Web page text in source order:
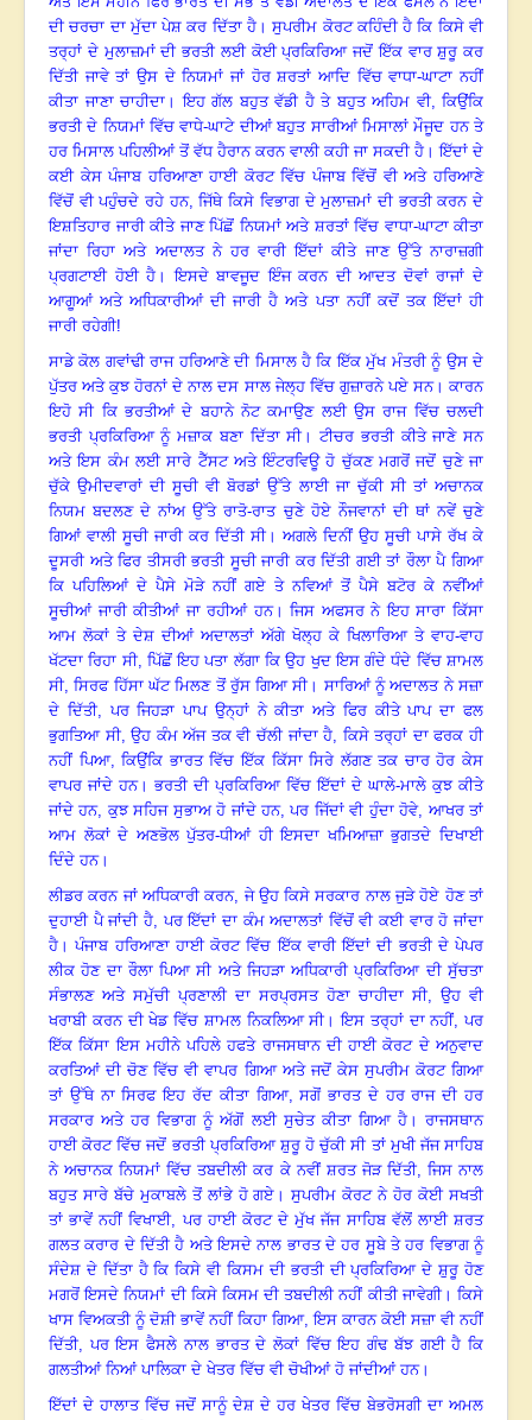
ਦੀ ਚਰਚਾ ਦਾ ਮੁੱਦਾ ਪੇਸ਼ ਕਰ ਦਿੱਤਾ ਹੈ ।ਸੁਪਰੀਮ ਕੋਰਟ ਕਹਿੰਦੀ ਹੈ ਕਿ ਕਿਸੇ ਵੀ
ਤਰ੍ਹਾਂ ਦੇ ਮੁਲਾਜ਼ਮਾਂ ਦੀ ਭਰਤੀ ਲਈ ਕੋਈ ਪ੍ਰਕਿਰਿਆ ਜਦੋਂ ਇੱਕ ਵਾਰ ਸ਼ੁਰੂ ਕਰ
ਦਿੱਤੀ ਜਾਵੇ ਤਾਂ ਉਸ ਦੇ ਨਿਯਮਾਂ ਜਾਂ ਹੋਰ ਸ਼ਰਤਾਂ ਆਦਿ ਵਿੱਚ ਵਾਧਾ-ਘਾਟਾ ਨਹੀਂ
ਕੀਤਾ ਜਾਣਾ ਚਾਹੀਦਾ ।ਇਹ ਗੱਲ ਬਹੁਤ ਵੱਡੀ ਹੈ ਤੇ ਬਹੁਤ ਅਹਿਮ ਵੀ, ਕਿਉਂਕਿ
ਭਰਤੀ ਦੇ ਨਿਯਮਾਂ ਵਿੱਚ ਵਾਧੇ-ਘਾਟੇ ਦੀਆਂ ਬਹੁਤ ਸਾਰੀਆਂ ਮਿਸਾਲਾਂ ਮੌਜੂਦ ਹਨ ਤੇ
ਹਰ ਮਿਸਾਲ ਪਹਿਲੀਆਂ ਤੋਂ ਵੱਧ ਹੈਰਾਨ ਕਰਨ ਵਾਲੀ ਕਹੀ ਜਾ ਸਕਦੀ ਹੈ । ਇੱਦਾਂ ਦੇ
ਕਈ ਕੇਸ ਪੰਜਾਬ ਹਰਿਆਣਾ ਹਾਈ ਕੋਰਟ ਵਿੱਚ ਪੰਜਾਬ ਵਿੱਚੋਂ ਵੀ ਅਤੇ ਹਰਿਆਣੇ
ਵਿੱਚੋਂ ਵੀ ਪਹੁੰਚਦੇ ਰਹੇ ਹਨ,ਜਿੱਥੇ ਕਿਸੇ ਵਿਭਾਗ ਦੇ ਮੁਲਾਜ਼ਮਾਂ ਦੀ ਭਰਤੀ ਕਰਨ ਦੇ
ਇਸ਼ਤਿਹਾਰ ਜਾਰੀ ਕੀਤੇ ਜਾਣ ਪਿੱਛੋਂ ਨਿਯਮਾਂ ਅਤੇ ਸ਼ਰਤਾਂ ਵਿੱਚ ਵਾਧਾ-ਘਾਟਾ ਕੀਤਾ
ਜਾਂਦਾ ਰਿਹਾ ਅਤੇ ਅਦਾਲਤ ਨੇ ਹਰ ਵਾਰੀ ਇੱਦਾਂ ਕੀਤੇ ਜਾਣ ਉੱਤੇ ਨਾਰਾਜ਼ਗੀ
ਪ੍ਰਗਟਾਈ ਹੋਈ ਹੈ । ਇਸਦੇ ਬਾਵਜੂਦ ਇੰਜ ਕਰਨ ਦੀ ਆਦਤ ਦੋਵਾਂ ਰਾਜਾਂ ਦੇ
ਆਗੂਆਂ ਅਤੇ ਅਧਿਕਾਰੀਆਂ ਦੀ ਜਾਰੀ ਹੈ ਅਤੇ ਪਤਾ ਨਹੀਂ ਕਦੋਂ ਤਕ ਇੱਦਾਂ ਹੀ
ਜਾਰੀ ਰਹੇਗੀ!
ਸਾਡੇ ਕੋਲ ਗਵਾਂਢੀ ਰਾਜ ਹਰਿਆਣੇ ਦੀ ਮਿਸਾਲ ਹੈ ਕਿ ਇੱਕ ਮੁੱਖ ਮੰਤਰੀ ਨੂੰ ਉਸ ਦੇ
ਪੁੱਤਰ ਅਤੇ ਕੁਝ ਹੋਰਨਾਂ ਦੇ ਨਾਲ ਦਸ ਸਾਲ ਜੇਲ੍ਹ ਵਿੱਚ ਗੁਜ਼ਾਰਨੇ ਪਏ ਸਨ।ਕਾਰਨ
ਇਹੋ ਸੀ ਕਿ ਭਰਤੀਆਂ ਦੇ ਬਹਾਨੇ ਨੋਟ ਕਮਾਉਣ ਲਈ ਉਸ ਰਾਜ ਵਿੱਚ ਚਲਦੀ
ਭਰਤੀ ਪ੍ਰਕਿਰਿਆ ਨੂੰ ਮਜ਼ਾਕ ਬਣਾ ਦਿੱਤਾ ਸੀ।ਟੀਚਰ ਭਰਤੀ ਕੀਤੇ ਜਾਣੇ ਸਨ
ਅਤੇ ਇਸ ਕੰਮ ਲਈ ਸਾਰੇ ਟੈੱਸਟ ਅਤੇ ਇੰਟਰਵਿਊ ਹੋ ਚੁੱਕਣ ਮਗਰੋਂ ਜਦੋਂ ਚੁਣੇ ਜਾ
ਚੁੱਕੇ ਉਮੀਦਵਾਰਾਂ ਦੀ ਸੂਚੀ ਵੀ ਬੋਰਡਾਂ ਉੱਤੇ ਲਾਈ ਜਾ ਚੁੱਕੀ ਸੀ ਤਾਂ ਅਚਾਨਕ
ਨਿਯਮ ਬਦਲਣ ਦੇ ਨਾਂਅ ਉੱਤੇ ਰਾਤੋ-ਰਾਤ ਚੁਣੇ ਹੋਏ ਨੌਜਵਾਨਾਂ ਦੀ ਥਾਂ ਨਵੇਂ ਚੁਣੇ
ਗਿਆਂ ਵਾਲੀ ਸੂਚੀ ਜਾਰੀ ਕਰ ਦਿੱਤੀ ਸੀ। ਅਗਲੇ ਦਿਨੀਂ ਉਹ ਸੂਚੀ ਪਾਸੇ ਰੱਖ ਕੇ
ਦੂਸਰੀ ਅਤੇ ਫਿਰ ਤੀਸਰੀ ਭਰਤੀ ਸੂਚੀ ਜਾਰੀ ਕਰ ਦਿੱਤੀ ਗਈ ਤਾਂ ਰੌਲਾ ਪੈ ਗਿਆ
ਕਿ ਪਹਿਲਿਆਂ ਦੇ ਪੈਸੇ ਮੋੜੇ ਨਹੀਂ ਗਏ ਤੇ ਨਵਿਆਂ ਤੋਂ ਪੈਸੇ ਬਟੋਰ ਕੇ ਨਵੀਂਆਂ
ਸੂਚੀਆਂ ਜਾਰੀ ਕੀਤੀਆਂ ਜਾ ਰਹੀਆਂ ਹਨ।ਜਿਸ ਅਫਸਰ ਨੇ ਇਹ ਸਾਰਾ ਕਿੱਸਾ
ਆਮ ਲੋਕਾਂ ਤੇ ਦੇਸ਼ ਦੀਆਂ ਅਦਾਲਤਾਂ ਅੱਗੇ ਖੋਲ੍ਹ ਕੇ ਖਿਲਾਰਿਆ ਤੇ ਵਾਹ-ਵਾਹ
ਖੱਟਦਾ ਰਿਹਾ ਸੀ, ਪਿੱਛੋਂ ਇਹ ਪਤਾ ਲੱਗਾ ਕਿ ਉਹ ਖੁਦ ਇਸ ਗੰਦੇ ਧੰਦੇ ਵਿੱਚ ਸ਼ਾਮਲ
ਸੀ,ਸਿਰਫ ਹਿੱਸਾ ਘੱਟ ਮਿਲਣ ਤੋਂ ਰੁੱਸ ਗਿਆ ਸੀ। ਸਾਰਿਆਂ ਨੂੰ ਅਦਾਲਤ ਨੇ ਸਜ਼ਾ
ਦੇ ਦਿੱਤੀ, ਪਰ ਜਿਹੜਾ ਪਾਪ ਉਨ੍ਹਾਂ ਨੇ ਕੀਤਾ ਅਤੇ ਫਿਰ ਕੀਤੇ ਪਾਪ ਦਾ ਫਲ
ਭੁਗਤਿਆ ਸੀ,ਉਹ ਕੰਮ ਅੱਜ ਤਕ ਵੀ ਚੱਲੀ ਜਾਂਦਾ ਹੈ, ਕਿਸੇ ਤਰ੍ਹਾਂ ਦਾ ਫਰਕ ਹੀ
ਨਹੀਂ ਪਿਆ,ਕਿਉਂਕਿ ਭਾਰਤ ਵਿੱਚ ਇੱਕ ਕਿੱਸਾ ਸਿਰੇ ਲੱਗਣ ਤਕ ਚਾਰ ਹੋਰ ਕੇਸ
ਵਾਪਰ ਜਾਂਦੇ ਹਨ। ਭਰਤੀ ਦੀ ਪ੍ਰਕਿਰਿਆ ਵਿੱਚ ਇੱਦਾਂ ਦੇ ਘਾਲੇ-ਮਾਲੇ ਕੁਝ ਕੀਤੇ
ਜਾਂਦੇ ਹਨ, ਕੁਝ ਸਹਿਜ ਸੁਭਾਅ ਹੋ ਜਾਂਦੇ ਹਨ,ਪਰ ਜਿੱਦਾਂ ਵੀ ਹੁੰਦਾ ਹੋਵੇ, ਆਖਰ ਤਾਂ
ਆਮ ਲੋਕਾਂ ਦੇ ਅਣਭੋਲ ਪੁੱਤਰ-ਧੀਆਂ ਹੀ ਇਸਦਾ ਖਮਿਆਜ਼ਾ ਭੁਗਤਦੇ ਦਿਖਾਈ
ਦਿੰਦੇ ਹਨ।
ਲੀਡਰ ਕਰਨ ਜਾਂ ਅਧਿਕਾਰੀ ਕਰਨ, ਜੇ ਉਹ ਕਿਸੇ ਸਰਕਾਰ ਨਾਲ ਜੁੜੇ ਹੋਏ ਹੋਣ ਤਾਂ
ਦੁਹਾਈ ਪੈ ਜਾਂਦੀ ਹੈ, ਪਰ ਇੱਦਾਂ ਦਾ ਕੰਮ ਅਦਾਲਤਾਂ ਵਿੱਚੋਂ ਵੀ ਕਈ ਵਾਰ ਹੋ ਜਾਂਦਾ
ਹੈ ।ਪੰਜਾਬ ਹਰਿਆਣਾ ਹਾਈ ਕੋਰਟ ਵਿੱਚ ਇੱਕ ਵਾਰੀ ਇੱਦਾਂ ਦੀ ਭਰਤੀ ਦੇ ਪੇਪਰ
ਲੀਕ ਹੋਣ ਦਾ ਰੌਲਾ ਪਿਆ ਸੀ ਅਤੇ ਜਿਹੜਾ ਅਧਿਕਾਰੀ ਪ੍ਰਕਿਰਿਆ ਦੀ ਸੁੱਚਤਾ
ਸੰਭਾਲਣ ਅਤੇ ਸਮੁੱਚੀ ਪ੍ਰਣਾਲੀ ਦਾ ਸਰਪ੍ਰਸਤ ਹੋਣਾ ਚਾਹੀਦਾ ਸੀ, ਉਹ ਵੀ
ਖਰਾਬੀ ਕਰਨ ਦੀ ਖੇਡ ਵਿੱਚ ਸ਼ਾਮਲ ਨਿਕਲਿਆ ਸੀ।ਇਸ ਤਰ੍ਹਾਂ ਦਾ ਨਹੀਂ, ਪਰ
ਇੱਕ ਕਿੱਸਾ ਇਸ ਮਹੀਨੇ ਪਹਿਲੇ ਹਫਤੇ ਰਾਜਸਥਾਨ ਦੀ ਹਾਈ ਕੋਰਟ ਦੇ ਅਨੁਵਾਦ
ਕਰਤਿਆਂ ਦੀ ਚੋਣ ਵਿੱਚ ਵੀ ਵਾਪਰ ਗਿਆ ਅਤੇ ਜਦੋਂ ਕੇਸ ਸੁਪਰੀਮ ਕੋਰਟ ਗਿਆ
ਤਾਂ ਉੱਥੇ ਨਾ ਸਿਰਫ ਇਹ ਰੱਦ ਕੀਤਾ ਗਿਆ,ਸਗੋਂ ਭਾਰਤ ਦੇ ਹਰ ਰਾਜ ਦੀ ਹਰ
ਸਰਕਾਰ ਅਤੇ ਹਰ ਵਿਭਾਗ ਨੂੰ ਅੱਗੋਂ ਲਈ ਸੁਚੇਤ ਕੀਤਾ ਗਿਆ ਹੈ।ਰਾਜਸਥਾਨ
ਹਾਈ ਕੋਰਟ ਵਿੱਚ ਜਦੋਂ ਭਰਤੀ ਪ੍ਰਕਿਰਿਆ ਸ਼ੁਰੂ ਹੋ ਚੁੱਕੀ ਸੀ ਤਾਂ ਮੁਖੀ ਜੱਜ ਸਾਹਿਬ
ਨੇ ਅਚਾਨਕ ਨਿਯਮਾਂ ਵਿੱਚ ਤਬਦੀਲੀ ਕਰ ਕੇ ਨਵੀਂ ਸ਼ਰਤ ਜੋੜ ਦਿੱਤੀ, ਜਿਸ ਨਾਲ
ਬਹੁਤ ਸਾਰੇ ਬੱਚੇ ਮੁਕਾਬਲੇ ਤੋਂ ਲਾਂਭੇ ਹੋ ਗਏ ।ਸੁਪਰੀਮ ਕੋਰਟ ਨੇ ਹੋਰ ਕੋਈ ਸਖਤੀ
ਤਾਂ ਭਾਵੇਂ ਨਹੀਂ ਵਿਖਾਈ, ਪਰ ਹਾਈ ਕੋਰਟ ਦੇ ਮੁੱਖ ਜੱਜ ਸਾਹਿਬ ਵੱਲੋਂ ਲਾਈ ਸ਼ਰਤ
ਗਲਤ ਕਰਾਰ ਦੇ ਦਿੱਤੀ ਹੈ ਅਤੇ ਇਸਦੇ ਨਾਲ ਭਾਰਤ ਦੇ ਹਰ ਸੂਬੇ ਤੇ ਹਰ ਵਿਭਾਗ ਨੂੰ
ਸੰਦੇਸ਼ ਦੇ ਦਿੱਤਾ ਹੈ ਕਿ ਕਿਸੇ ਵੀ ਕਿਸਮ ਦੀ ਭਰਤੀ ਦੀ ਪ੍ਰਕਿਰਿਆ ਦੇ ਸ਼ੁਰੂ ਹੋਣ
ਮਗਰੋਂ ਇਸਦੇ ਨਿਯਮਾਂ ਦੀ ਕਿਸੇ ਕਿਸਮ ਦੀ ਤਬਦੀਲੀ ਨਹੀਂ ਕੀਤੀ ਜਾਵੇਗੀ।ਕਿਸੇ
ਖਾਸ ਵਿਅਕਤੀ ਨੂੰ ਦੋਸ਼ੀ ਭਾਵੇਂ ਨਹੀਂ ਕਿਹਾ ਗਿਆ,ਇਸ ਕਾਰਨ ਕੋਈ ਸਜ਼ਾ ਵੀ ਨਹੀਂ
ਦਿੱਤੀ, ਪਰ ਇਸ ਫੈਸਲੇ ਨਾਲ ਭਾਰਤ ਦੇ ਲੋਕਾਂ ਵਿੱਚ ਇਹ ਗੰਢ ਬੱਝ ਗਈ ਹੈ ਕਿ
ਗਲਤੀਆਂ ਨਿਆਂ ਪਾਲਿਕਾ ਦੇ ਖੇਤਰ ਵਿੱਚ ਵੀ ਚੋਖੀਆਂ ਹੋ ਜਾਂਦੀਆਂ ਹਨ।
ਇੱਦਾਂ ਦੇ ਹਾਲਾਤ ਵਿੱਚ ਜਦੋਂ ਸਾਨੂੰ ਦੇਸ਼ ਦੇ ਹਰ ਖੇਤਰ ਵਿੱਚ ਬੇਭਰੋਸਗੀ ਦਾ ਅਮਲ